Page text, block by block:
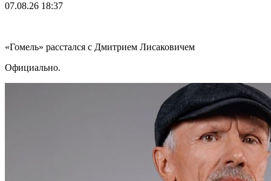
07.08.26 18:37
«Гомель» расстался с Дмитрием Лисаковичем
Официально.